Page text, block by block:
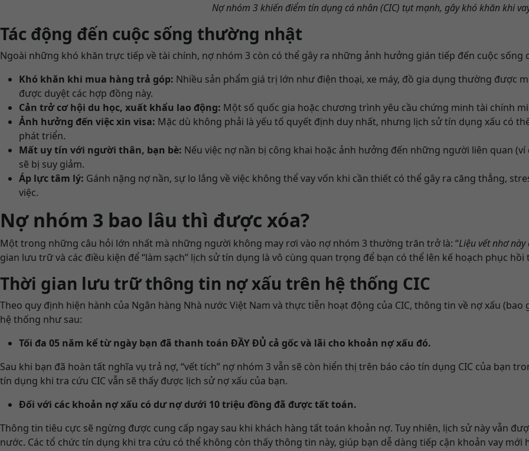
Nợ nhóm 3 khiến điểm tín dụng cá nhân (CIC) tụt mạnh, gây khó khăn khi
Tác động đến cuộc sống thường nhật
Ngoài những khó khăn trực tiếp về tài chính, nợ nhóm 3 còn có thể gây ra những ảnh hưởng gián tiếp đến cuộc sống
Khó khăn khi mua hàng trả góp: Nhiều sản phẩm giá trị lớn như điện thoại, xe máy, đồ gia dụng thường được
được duyệt các hợp đồng này.
Cản trở cơ hội du học, xuất khẩu lao động: Một số quốc gia hoặc chương trình yêu cầu chứng minh tài chính
Ảnh hưởng đến việc xin visa: Mặc dù không phải là yếu tố quyết định duy nhất, nhưng lịch sử tín dụng xấu có
phát triển.
Mất uy tín với người thân, bạn bè: Nếu việc nợ nần bị công khai hoặc ảnh hưởng đến những người liên quan
sẽ bị suy giảm.
Áp lực tâm lý: Gánh nặng nợ nần, sự lo lắng về việc không thể vay vốn khi cần thiết có thể gây ra căng thẳng,
việc.
Nợ nhóm 3 bao lâu thì được xóa?
Một trong những câu hỏi lớn nhất mà những người không may rơi vào nợ nhóm 3 thường trăn trở là: “Liệu vết nhơ
gian lưu trữ và các điều kiện để “làm sạch” lịch sử tín dụng là vô cùng quan trọng để bạn có thể lên kế hoạch phục hồi
Thời gian lưu trữ thông tin nợ xấu trên hệ thống CIC
Theo quy định hiện hành của Ngân hàng Nhà nước Việt Nam và thực tiễn hoạt động của CIC, thông tin về nợ xấu
hệ thống như sau:
Tối đa 05 năm kể từ ngày bạn đã thanh toán ĐẦY ĐỦ cả gốc và lãi cho khoản nợ xấu đó.
Sau khi bạn đã hoàn tất nghĩa vụ trả nợ, “vết tích” nợ nhóm 3 vẫn sẽ còn hiển thị trên báo cáo tín dụng CIC của bạn
tín dụng khi tra cứu CIC vẫn sẽ thấy được lịch sử nợ xấu của bạn.
Đối với các khoản nợ xấu có dư nợ dưới 10 triệu đồng đã được tất toán.
Thông tin tiêu cực sẽ ngừng được cung cấp ngay sau khi khách hàng tất toán khoản nợ. Tuy nhiên, lịch sử này vẫn
nước. Các tổ chức tín dụng khi tra cứu có thể không còn thấy thông tin này, giúp bạn dễ dàng tiếp cận khoản vay mới